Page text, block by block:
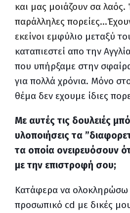
και μας μοιάζουν σα λαός.
παράλληλες
εκείνοι εμφύλιο μεταξύ
καταπιεστεί απο την
που υπήρξαμε στην
για πολλά χρόνια. Μόνο
θέμα δεν εχουμε ίδιες
Με αυτές τις δουλειές
υλοποιήσεις τα
τα οποία ονειρευόσουν
με την επιστροφή σου;
Κατάφερα να
προσωπικό cd με δικές